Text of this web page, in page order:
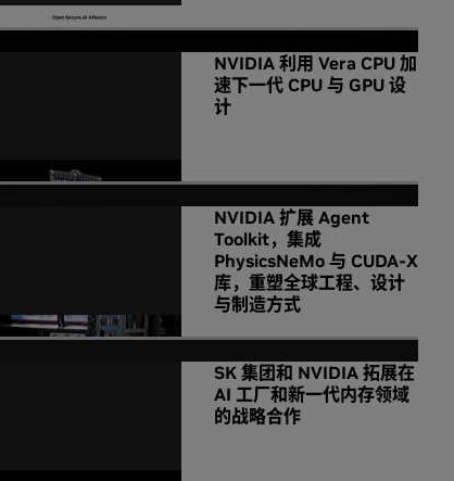
NVIDIA 利用 Vera CPU 加
速下一代 CPU 与 GPU 设
计
NVIDIA 扩展 Agent
Toolkit，集成
PhysicsNeMo 与 CUDA-X
库，重塑全球工程、设计
与制造方式
SK 集团和 NVIDIA 拓展在
AI 工厂和新一代内存领域
的战略合作